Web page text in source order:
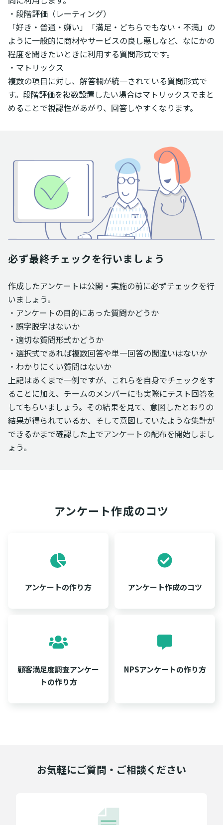
・段階評価（レーティング）
「好き・普通・嫌い」「満足・どちらでもない・不満」の
ように一般的に商材やサービスの良し悪しなど、なにかの
程度を聞きたいときに利用する質問形式です。
・マトリックス
複数の項目に対し、解答欄が統一されている質問形式で
す。段階評価を複数設置したい場合はマトリックスでまと
めることで視認性があがり、回答しやすくなります。
必ず最終チェックを行いましょう
作成したアンケートは公開・実施の前に必ずチェックを行
いましょう。
・アンケートの目的にあった質問かどうか
・誤字脱字はないか
・適切な質問形式かどうか
・選択式であれば複数回答や単一回答の間違いはないか
・わかりにくい質問はないか
上記はあくまで一例ですが、これらを自身でチェックをす
ることに加え、チームのメンバーにも実際にテスト回答を
してもらいましょう。その結果を見て、意図したとおりの
結果が得られているか、そして意図していたような集計が
できるかまで確認した上でアンケートの配布を開始しまし
ょう。
アンケート作成のコツ
アンケートの作り方 アンケート作成のコツ
顧客満足度調査アンケー
トの作り方
NPSアンケートの作り方
お気軽にご質問・ご相談ください